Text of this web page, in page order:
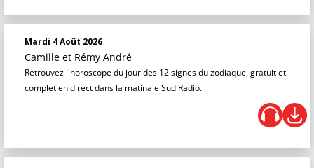
Mardi 4 Août 2026
Camille et Rémy André
Retrouvez l'horoscope du jour des 12 signes du zodiaque, gratuit et
complet en direct dans la matinale Sud Radio.